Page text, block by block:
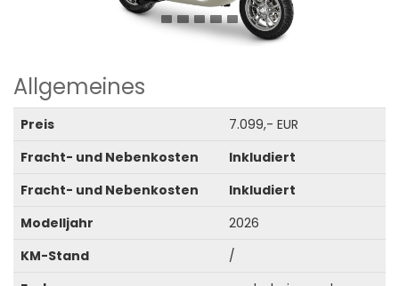
Allgemeines
Preis
7.099,- EUR
Fracht- und Nebenkosten
Inkludiert
Fracht- und Nebenkosten
Inkludiert
Modelljahr
2026
KM-Stand
/